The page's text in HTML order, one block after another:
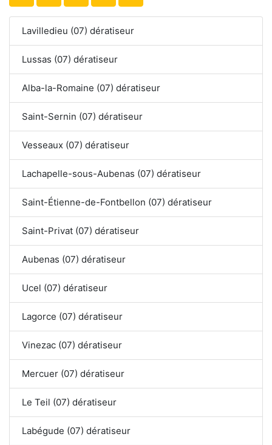
Lavilledieu (07) dératiseur
Lussas (07) dératiseur
Alba-la-Romaine (07) dératiseur
Saint-Sernin (07) dératiseur
Vesseaux (07) dératiseur
Lachapelle-sous-Aubenas (07) dératiseur
Saint-Étienne-de-Fontbellon (07) dératiseur
Saint-Privat (07) dératiseur
Aubenas (07) dératiseur
Ucel (07) dératiseur
Lagorce (07) dératiseur
Vinezac (07) dératiseur
Mercuer (07) dératiseur
Le Teil (07) dératiseur
Labégude (07) dératiseur